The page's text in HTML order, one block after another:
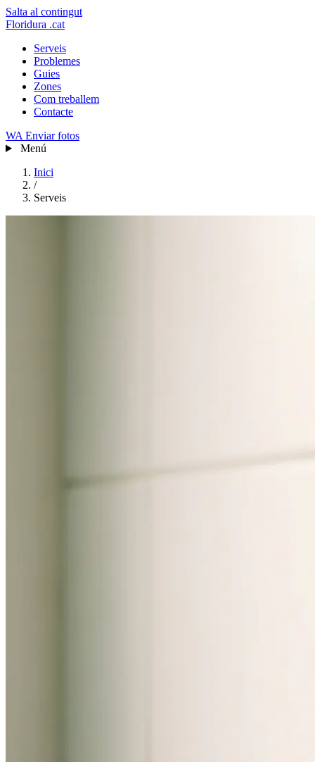
Salta al contingut
Floridura .cat
Serveis
Problemes
Guies
Zones
Com treballem
Contacte
WA Enviar fotos
Menú
Inici
/
Serveis